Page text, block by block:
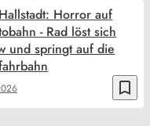
bookmark_border
Horror auf
- Rad löst sich
und springt auf die